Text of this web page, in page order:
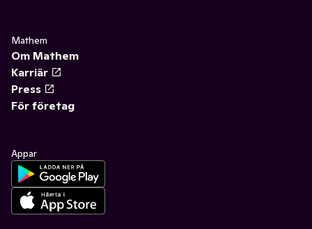
Mathem
Om Mathem
Karriär
Press
För företag
Appar